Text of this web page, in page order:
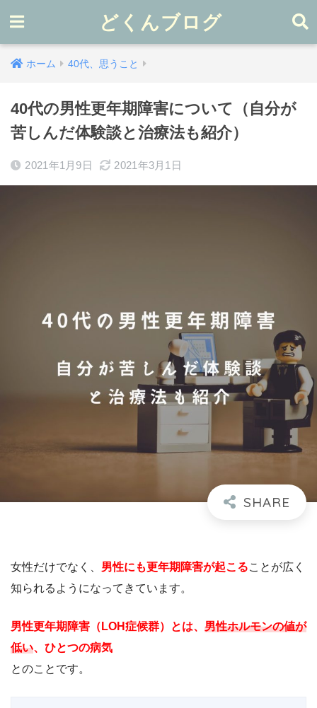
どくんブログ
ホーム 40代、思うこと
40代の男性更年期障害について（自分が
苦しんだ体験談と治療法も紹介）
2021年1月9日 2021年3月1日
女性だけでなく、 男性にも更年期障害が起こることが広く
知られるようになってきています。
男性更年期障害（LOH症候群）とは、 男性ホルモンの値が
低い、ひとつの病気
とのことです。